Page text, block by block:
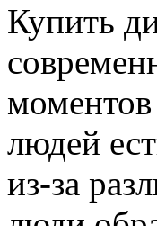
Купить
людей
из-за